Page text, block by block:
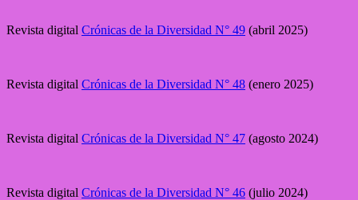
Revista digital Crónicas de la Diversidad N° 49 (abril 2025)
Revista digital Crónicas de la Diversidad N° 48 (enero 2025)
Revista digital Crónicas de la Diversidad N° 47 (agosto 2024)
Revista digital Crónicas de la Diversidad N° 46 (julio 2024)